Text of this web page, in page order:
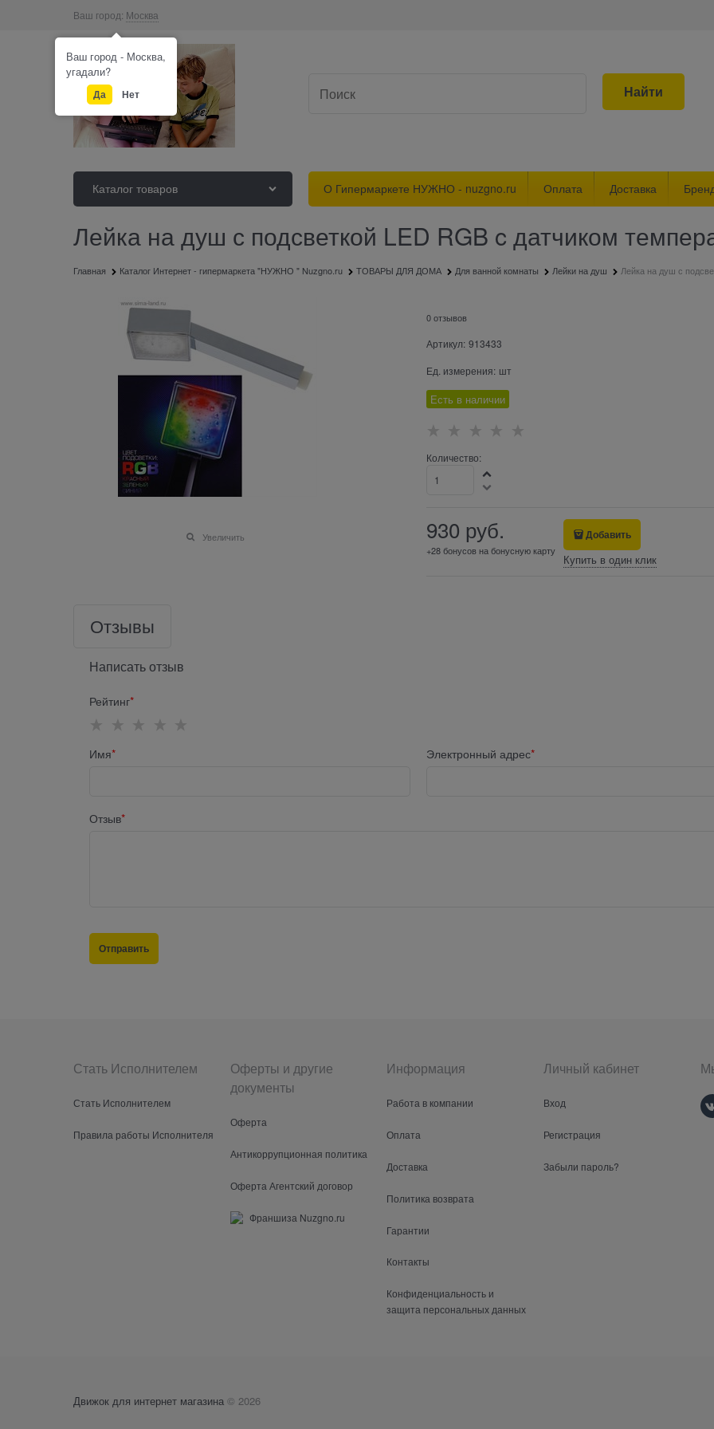
Ваш город: Москва
Найти
Каталог товаров О Гипермаркете НУЖНО - nuzgno.ru Оплата Доставка
Лейка на душ с подсветкой LED RGB c датчиком
Главная Каталог Интернет - гипермаркета "НУЖНО " Nuzgno.ru ТОВАРЫ ДЛЯ ДОМА Для ванной комнаты Лейки на душ Лейка на душ с
Увеличить
0 отзывов
Артикул: 913433
Ед. измерения: шт
Есть в наличии
Количество:
930 руб.
+28 бонусов на бонусную карту
Добавить
Купить в один клик
Отзывы
Написать отзыв
Рейтинг
Имя Электронный адрес
Отзыв
Стать Исполнителем
Стать Исполнителем
Правила работы Исполнителя
Оферты и другие
документы
Оферта
Антикоррупционная политика
Оферта Агентский договор
Франшиза Nuzgno.ru
Информация
Работа в компании
Оплата
Доставка
Политика возврата
Гарантии
Контакты
Конфиденциальность и
защита персональных данных
Личный кабинет
Вход
Регистрация
Забыли пароль?
Движок для интернет магазина © 2026
Ваш город - Москва,
угадали?
Да Нет